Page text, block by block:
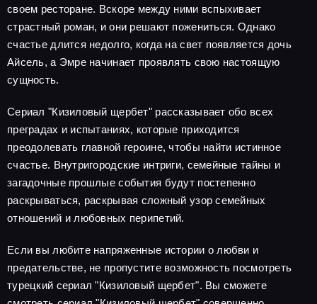
своем ресторане. Вскоре между ними вспыхивает
страстный роман, и они решают пожениться. Однако
счастье длится недолго, когда на свет появляется дочь
Айсель, а Эмре начинает проявлять свою настоящую
сущность.
Сериал "Кизиловый щербет" рассказывает обо всех
преградах и испытаниях, которые приходится
преодолевать главной героине, чтобы найти истинное
счастье. Внутригородские интриги, семейные тайны и
загадочные прошлые события будут постепенно
раскрываться, раскрывая сложный узор семейных
отношений и любовных перипетий.
Если вы любите напряженные истории о любви и
предательстве, не пропустите возможность посмотреть
турецкий сериал "Кизиловый щербет". Вы сможете